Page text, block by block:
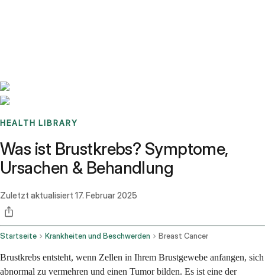
HEALTH LIBRARY
Was ist Brustkrebs? Symptome,
Ursachen & Behandlung
Zuletzt aktualisiert 17. Februar 2025
Startseite Krankheiten und Beschwerden Breast Cancer
Brustkrebs entsteht, wenn Zellen in Ihrem Brustgewebe anfangen, sich
abnormal zu vermehren und einen Tumor bilden. Es ist eine der